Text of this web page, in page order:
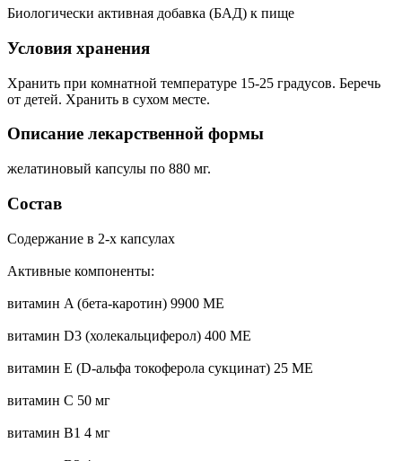
Биологически активная добавка (БАД) к пище
Условия хранения
Хранить при комнатной температуре 15-25 градусов. Беречь
от детей. Хранить в сухом месте.
Описание лекарственной формы
желатиновый капсулы по 880 мг.
Состав
Содержание в 2-х капсулах
Активные компоненты:
витамин A (бета-каротин) 9900 МE
витамин D3 (холекальциферол) 400 МE
витамин E (D-альфа токоферола сукцинат) 25 МE
витамин C 50 мг
витамин B1 4 мг